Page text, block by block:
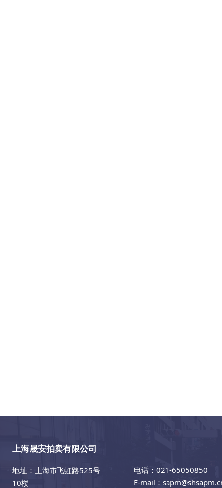
上海晟安拍卖有限公司
地址：上海市飞虹路525号
10楼
电话：021-65050850
E-mail：